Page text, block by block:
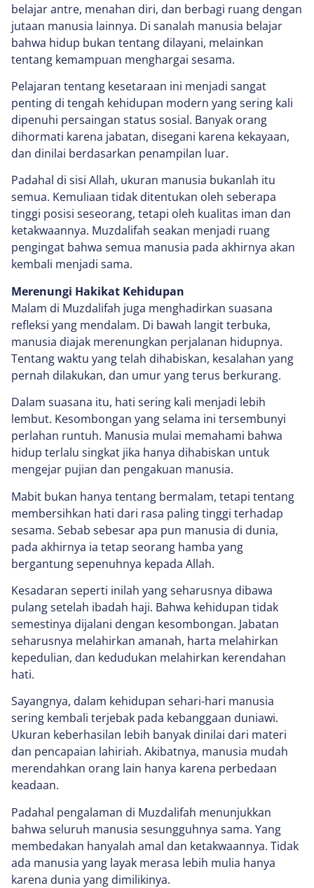
belajar antre, menahan diri, dan berbagi ruang dengan
jutaan manusia lainnya. Di sanalah manusia belajar
bahwa hidup bukan tentang dilayani, melainkan
tentang kemampuan menghargai sesama.
Pelajaran tentang kesetaraan ini menjadi sangat
penting di tengah kehidupan modern yang sering kali
dipenuhi persaingan status sosial. Banyak orang
dihormati karena jabatan, disegani karena kekayaan,
dan dinilai berdasarkan penampilan luar.
Padahal di sisi Allah, ukuran manusia bukanlah itu
semua. Kemuliaan tidak ditentukan oleh seberapa
tinggi posisi seseorang, tetapi oleh kualitas iman dan
ketakwaannya. Muzdalifah seakan menjadi ruang
pengingat bahwa semua manusia pada akhirnya akan
kembali menjadi sama.
Merenungi Hakikat Kehidupan
Malam di Muzdalifah juga menghadirkan suasana
refleksi yang mendalam. Di bawah langit terbuka,
manusia diajak merenungkan perjalanan hidupnya.
Tentang waktu yang telah dihabiskan, kesalahan yang
pernah dilakukan, dan umur yang terus berkurang.
Dalam suasana itu, hati sering kali menjadi lebih
lembut. Kesombongan yang selama ini tersembunyi
perlahan runtuh. Manusia mulai memahami bahwa
hidup terlalu singkat jika hanya dihabiskan untuk
mengejar pujian dan pengakuan manusia.
Mabit bukan hanya tentang bermalam, tetapi tentang
membersihkan hati dari rasa paling tinggi terhadap
sesama. Sebab sebesar apa pun manusia di dunia,
pada akhirnya ia tetap seorang hamba yang
bergantung sepenuhnya kepada Allah.
Kesadaran seperti inilah yang seharusnya dibawa
pulang setelah ibadah haji. Bahwa kehidupan tidak
semestinya dijalani dengan kesombongan. Jabatan
seharusnya melahirkan amanah, harta melahirkan
kepedulian, dan kedudukan melahirkan kerendahan
hati.
Sayangnya, dalam kehidupan sehari-hari manusia
sering kembali terjebak pada kebanggaan duniawi.
Ukuran keberhasilan lebih banyak dinilai dari materi
dan pencapaian lahiriah. Akibatnya, manusia mudah
merendahkan orang lain hanya karena perbedaan
keadaan.
Padahal pengalaman di Muzdalifah menunjukkan
bahwa seluruh manusia sesungguhnya sama. Yang
membedakan hanyalah amal dan ketakwaannya. Tidak
ada manusia yang layak merasa lebih mulia hanya
karena dunia yang dimilikinya.